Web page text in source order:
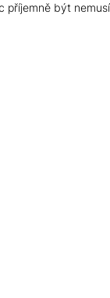
být